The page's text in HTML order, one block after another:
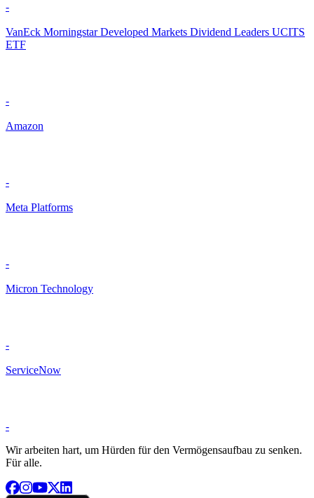
-
VanEck Morningstar Developed Markets Dividend Leaders UCITS
ETF
-
Amazon
-
Meta Platforms
-
Micron Technology
-
ServiceNow
-
Wir arbeiten hart, um Hürden für den Vermögensaufbau zu senken.
Für alle.